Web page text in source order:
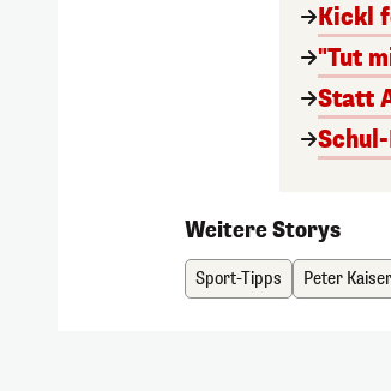
Kickl
"Tut
Statt
Weitere Storys
Sport-Tipps Peter Kaiser